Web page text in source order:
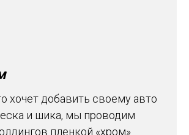
хочет добавить своему авто
и шика, мы проводим
пленкой «хром».